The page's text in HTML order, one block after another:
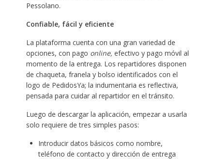
Pessolano.
Confiable, fácil y eficiente
La plataforma cuenta con una gran variedad de
opciones, con pago online, efectivo y pago móvil al
momento de la entrega. Los repartidores disponen
de chaqueta, franela y bolso identificados con el
logo de PedidosYa; la indumentaria es reflectiva,
pensada para cuidar al repartidor en el tránsito.
Luego de descargar la aplicación, empezar a usarla
solo requiere de tres simples pasos:
Introducir datos básicos como nombre,
teléfono de contacto y dirección de entrega